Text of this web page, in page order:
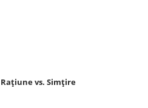
Raţiune vs. Simţire